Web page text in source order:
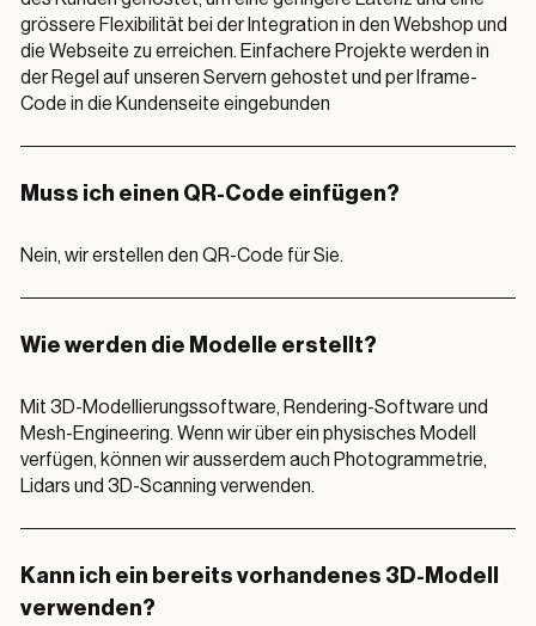
grössere Flexibilität bei der Integration in den Webshop und
die Webseite zu erreichen. Einfachere Projekte werden in
der Regel auf unseren Servern gehostet und per Iframe-
Code in die Kundenseite eingebunden
Muss ich einen QR-Code einfügen?
Nein, wir erstellen den QR-Code für Sie.
Wie werden die Modelle erstellt?
Mit 3D-Modellierungssoftware, Rendering-Software und
Mesh-Engineering. Wenn wir über ein physisches Modell
verfügen, können wir ausserdem auch Photogrammetrie,
Lidars und 3D-Scanning verwenden.
Kann ich ein bereits vorhandenes 3D-Modell
verwenden?